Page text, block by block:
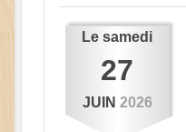
Lesamedi
27
JUIN 2026